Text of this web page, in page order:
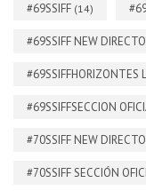
#69SSIFF (14)
#69SSIFF NEW
#69SSIFFHORIZONTES
#69SSIFFSECCION
#70SSIFF NEW
#70SSIFF SECCIÓN